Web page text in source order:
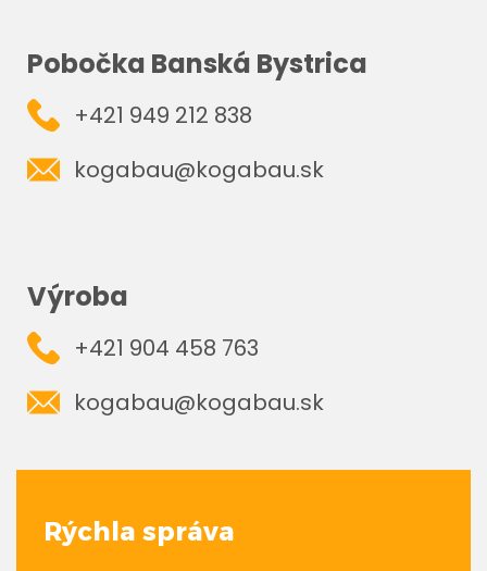
Pobočka Banská Bystrica
+421 949 212 838
kogabau@kogabau.sk
Výroba
+421 904 458 763
kogabau@kogabau.sk
Rýchla správa